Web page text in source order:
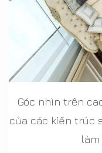
Góc nhìn trên
của các kiến trúc